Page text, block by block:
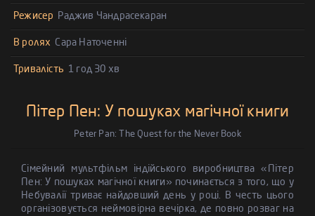
Режисер Раджив Чандрасекаран
В ролях Сара Наточенні
Тривалість 1 год 30 хв
Пітер Пен: У пошуках магічної книги
Peter Pan: The Quest for the Never Book
Сімейний мультфільм індійського виробництва «Пітер
Пен: У пошуках магічної книги» починається з того, що у
Небувалії триває найдовший день у році. В честь цього
організовується неймовірна вечірка, де повно розваг на